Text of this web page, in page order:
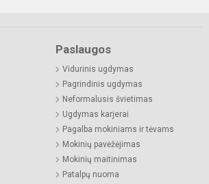
Paslaugos
Vidurinis ugdymas
Pagrindinis ugdymas
Neformalusis švietimas
Ugdymas karjerai
Pagalba mokiniams ir tėvams
Mokinių pavėžėjimas
Mokinių maitinimas
Patalpų nuoma